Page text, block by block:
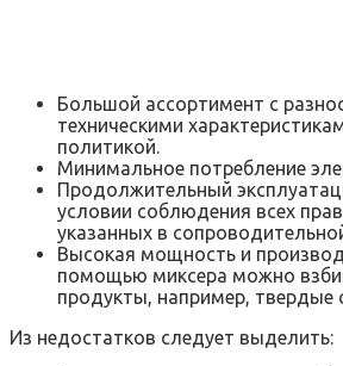
Большой ассортимент с
техническими
политикой.
Минимальное потребление
Продолжительный
условии соблюдения всех
указанных в
Высокая мощность и
помощью миксера можно
продукты, например, твердые
Из недостатков следует выделить: